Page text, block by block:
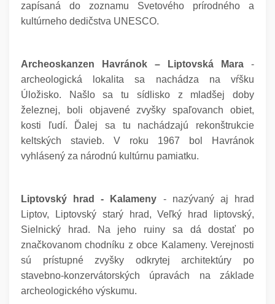
zapísaná do zoznamu Svetového prírodného a
kultúrneho dedičstva UNESCO.
Archeoskanzen Havránok – Liptovská Mara -
archeologická lokalita sa nachádza na vŕšku
Úložisko. Našlo sa tu sídlisko z mladšej doby
železnej, boli objavené zvyšky spaľovanch obiet,
kosti ľudí. Ďalej sa tu nachádzajú rekonštrukcie
keltských stavieb. V roku 1967 bol Havránok
vyhlásený za národnú kultúrnu pamiatku.
Liptovský hrad - Kalameny - nazývaný aj hrad
Liptov, Liptovský starý hrad, Veľký hrad liptovský,
Sielnický hrad. Na jeho ruiny sa dá dostať po
značkovanom chodníku z obce Kalameny. Verejnosti
sú prístupné zvyšky odkrytej architektúry po
stavebno-konzervátorských úpravách na základe
archeologického výskumu.